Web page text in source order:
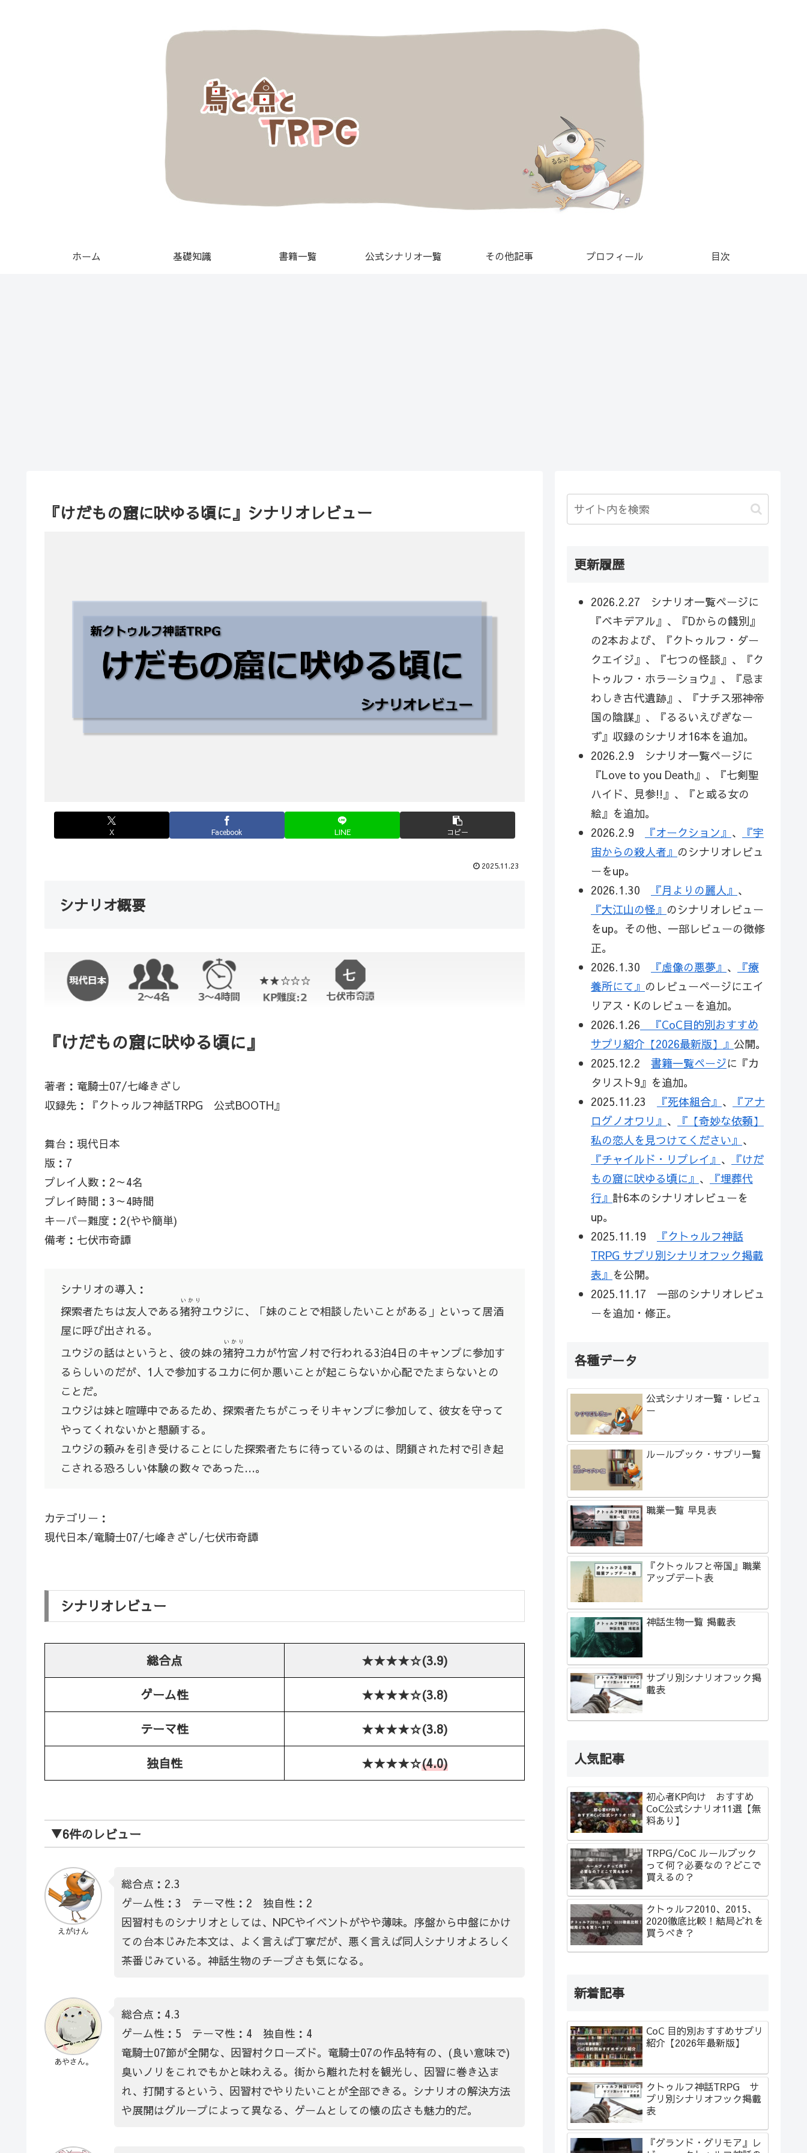
ホーム 基礎知識 書籍一覧 公式シナリオ一覧 その他記事 プロフィール 目次
『けだもの窟に吠ゆる頃に』シナリオレビュー
X Facebook LINE コピー
2025.11.23
シナリオ概要
『けだもの窟に吠ゆる頃に』
著者：竜騎士07/七峰きざし
収録先：『クトゥルフ神話TRPG 公式BOOTH』
舞台：現代日本
版：7
プレイ人数：2～4名
プレイ時間：3～4時間
キーパー難度：2(やや簡単)
備考：七伏市奇譚
シナリオの導入：
探索者たちは友人である猪狩
いかり
ユウジに、「妹のことで相談したいことがある」といって居酒
屋に呼び出される。
ユウジの話はというと、彼の妹の猪狩
いかり
ユカが竹宮ノ村で行われる3泊4日のキャンプに参加す
るらしいのだが、1人で参加するユカに何か悪いことが起こらないか心配でたまらないとの
ことだ。
ユウジは妹と喧嘩中であるため、探索者たちがこっそりキャンプに参加して、彼女を守って
やってくれないかと懇願する。
ユウジの頼みを引き受けることにした探索者たちに待っているのは、閉鎖された村で引き起
こされる恐ろしい体験の数々であった…。
カテゴリー：
現代日本/竜騎士07/七峰きざし/七伏市奇譚
シナリオレビュー
総合点 ★★★★☆(3.9)
ゲーム性 ★★★★☆(3.8)
テーマ性 ★★★★☆(3.8)
独自性 ★★★★☆(4.0)
▼6件のレビュー
えがけん
総合点：2.3
ゲーム性：3 テーマ性：2 独自性：2
因習村ものシナリオとしては、NPCやイベントがやや薄味。序盤から中盤にかけ
ての台本じみた本文は、よく言えば丁寧だが、悪く言えば同人シナリオよろしく
茶番じみている。神話生物のチープさも気になる。
あやさん。
総合点：4.3
ゲーム性：5 テーマ性：4 独自性：4
竜騎士07節が全開な、因習村クローズド。竜騎士07の作品特有の、(良い意味で)
臭いノリをこれでもかと味わえる。街から離れた村を観光し、因習に巻き込ま
れ、打開するという、因習村でやりたいことが全部できる。シナリオの解決方法
や展開はグループによって異なる、ゲームとしての懐の広さも魅力的だ。
更新履歴
2026.2.27 シナリオ一覧ページに
『ベキデアル』、『Dからの餞別』
の2本および、『クトゥルフ・ダー
クエイジ』、『七つの怪談』、『ク
トゥルフ・ホラーショウ』、『忌ま
わしき古代遺跡』、『ナチス邪神帝
国の陰謀』、『るるいえびぎなー
ず』収録のシナリオ16本を追加。
2026.2.9 シナリオ一覧ページに
『Love to you Death』、『七剣聖
ハイド、見参!!』、『と或る女の
絵』を追加。
2026.2.9
『オークション』 、
『宇
宙からの殺人者』 のシナリオレビュ
ーをup。
2026.1.30
『月よりの麗人』 、
『大江山の怪』 のシナリオレビュー
をup。その他、一部レビューの微修
正。
2026.1.30
『虚像の悪夢』 、
『療
養所にて』 のレビューページにエイ
リアス・Kのレビューを追加。
2026.1.26 『CoC目的別おすすめ
サプリ紹介【2026最新版】』 公開。
2025.12.2 書籍一覧ページに『カ
タリスト9』を追加。
2025.11.23
『死体組合』 、
『アナ
ログノオワリ』 、
『【奇妙な依頼】
私の恋人を見つけてください』 、
『チャイルド・リプレイ』 、
『けだ
もの窟に吠ゆる頃に』 、
『埋葬代
行』 計6本のシナリオレビューを
up。
2025.11.19
『クトゥルフ神話
TRPG サプリ別シナリオフック掲載
表』 を公開。
2025.11.17 一部のシナリオレビュ
ーを追加・修正。
各種データ
公式シナリオ一覧・レビュ
ー
ルールブック・サプリ一覧
職業一覧 早見表
『クトゥルフと帝国』職業
アップデート表
神話生物一覧 掲載表
サプリ別シナリオフック掲
載表
人気記事
初心者KP向け おすすめ
CoC公式シナリオ11選【無
料あり】
TRPG/CoC ルールブック
って何？必要なの？どこで
買えるの？
クトゥルフ2010、2015、
2020徹底比較！結局どれを
買うべき？
新着記事
CoC 目的別おすすめサプリ
紹介【2026年最新版】
クトゥルフ神話TRPG サ
プリ別シナリオフック掲載
表
『グランド・グリモア』レ